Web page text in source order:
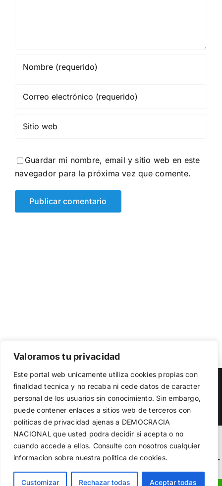
Valoramos tu privacidad
Este portal web unicamente utiliza cookies propias con
finalidad tecnica y no recaba ni cede datos de caracter
personal de los usuarios sin conocimiento. Sin embargo,
puede contener enlaces a sitios web de terceros con
politicas de privacidad ajenas a DEMOCRACIA
NACIONAL que usted podra decidir si acepta o no
cuando accede a ellos. Consulte con nosotros cualquier
informacion sobre nuestra politica de cookies.
Customizar Rechazar todas Aceptar todas
Guardar mi nombre, email y sitio web en este
navegador para la próxima vez que comente.
Copyright 2023 | Democracia Nacional | All Rights Reserved
Facebook
TwitterInstagram
Warning: Undefined variable $visibility_homepage in
/home/demopwcr/public_html/wp-content/plugins/kn-
mobile-sharebar/kn_mobile_sharebar.phpon line71
el funcionamiento de la web, medir su uso y mejorar
nuestros servicios. Puede aceptar todas las cookies,
rechazar las no necesarias o configurar sus preferencias.
Política de cookies
Aceptar todo
Rechazar
Configurar